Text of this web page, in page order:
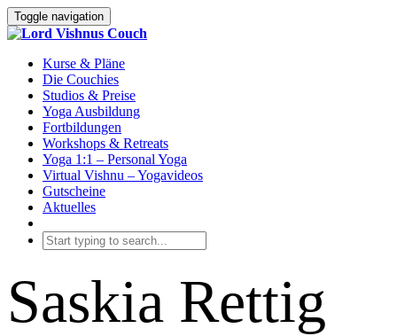
Toggle navigation
Kurse & Pläne
Die Couchies
Studios & Preise
Yoga Ausbildung
Fortbildungen
Workshops & Retreats
Yoga 1:1 – Personal Yoga
Virtual Vishnu – Yogavideos
Gutscheine
Aktuelles
Saskia Rettig